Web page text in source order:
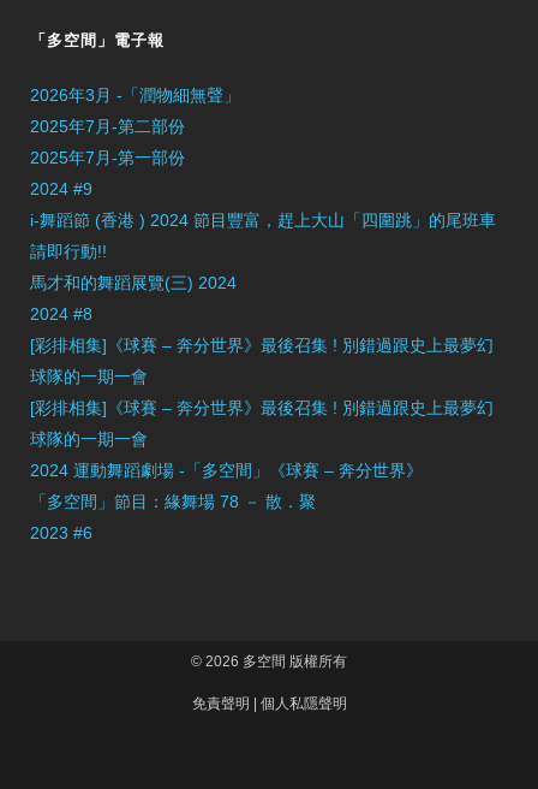
「多空間」電子報
2026年3月 -「潤物細無聲」
2025年7月-第二部份
2025年7月-第一部份
2024 #9
i-舞蹈節 (香港 ) 2024 節目豐富，趕上大山「四圍跳」的尾班車
請即行動!!
馬才和的舞蹈展覽(三) 2024
2024 #8
[彩排相集]《球賽 – 奔分世界》最後召集 ! 別錯過跟史上最夢幻
球隊的一期一會
[彩排相集]《球賽 – 奔分世界》最後召集 ! 別錯過跟史上最夢幻
球隊的一期一會
2024 運動舞蹈劇場 -「多空間」《球賽 – 奔分世界》
「多空間」節目：緣舞場 78 － 散．聚
2023 #6
© 2026 多空間 版權所有
免責聲明 個人私隱聲明